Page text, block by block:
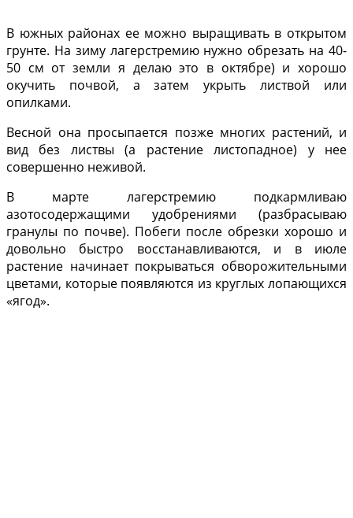
В южных районах ее можно выращивать в открытом
грунте. На зиму лагерстремию нужно обрезать на 40-
50 см от земли я делаю это в октябре) и хорошо
окучить почвой, а затем укрыть листвой или
опилками.
Весной она просыпается позже многих растений, и
вид без листвы (а растение листопадное) у нее
совершенно неживой.
В марте лагерстремию подкармливаю
азотосодержащими удобрениями (разбрасываю
гранулы по почве). Побеги после обрезки хорошо и
довольно быстро восстанавливаются, и в июле
растение начинает покрываться обворожительными
цветами, которые появляются из круглых лопающихся
«ягод».